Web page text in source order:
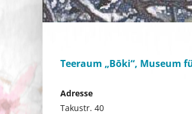
Teeraum „Bōki“, Museum
Adresse
Takustr. 40